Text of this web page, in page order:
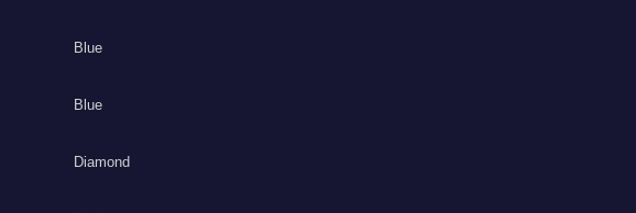
Blue
Blue
Diamond